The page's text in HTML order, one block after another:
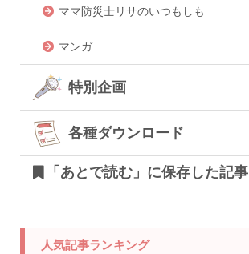
ママ防災士リサのいつもしも
マンガ
特別企画
各種ダウンロード
「あとで読む」に保存した記事
人気記事ランキング